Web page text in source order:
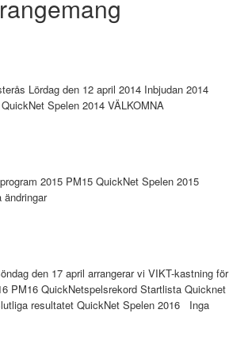
Lördag den 12 april 2014 Inbjudan 2014
Spelen 2014 VÄLKOMNA
2015 PM15 QuickNet Spelen 2015
den 17 april arrangerar vi VIKT-kastning för
PM16 QuickNetspelsrekord Startlista Quicknet
resultatet QuickNet Spelen 2016 Inga